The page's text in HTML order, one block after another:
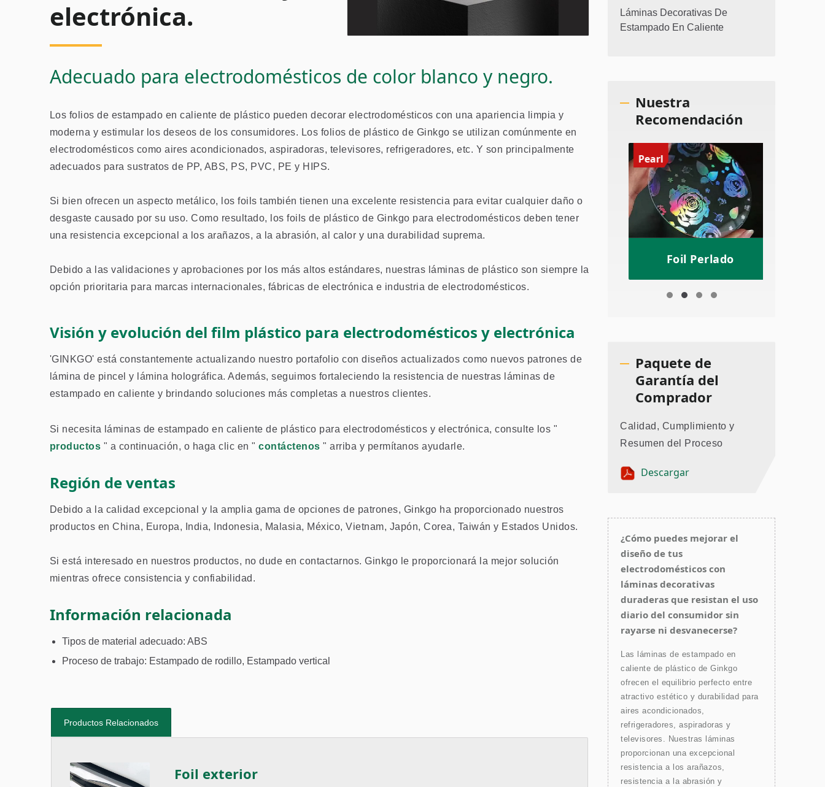
electrónica.
Adecuado para electrodomésticos de color blanco y negro.
Los folios de estampado en caliente de plástico pueden decorar electrodomésticos con una apariencia limpia y
moderna y estimular los deseos de los consumidores. Los folios de plástico de Ginkgo se utilizan comúnmente en
electrodomésticos como aires acondicionados, aspiradoras, televisores, refrigeradores, etc. Y son principalmente
adecuados para sustratos de PP, ABS, PS, PVC, PE y HIPS.
Si bien ofrecen un aspecto metálico, los foils también tienen una excelente resistencia para evitar cualquier daño o
desgaste causado por su uso. Como resultado, los foils de plástico de Ginkgo para electrodomésticos deben tener
una resistencia excepcional a los arañazos, a la abrasión, al calor y una durabilidad suprema.
Debido a las validaciones y aprobaciones por los más altos estándares, nuestras láminas de plástico son siempre la
opción prioritaria para marcas internacionales, fábricas de electrónica e industria de electrodomésticos.
Visión y evolución del film plástico para electrodomésticos y electrónica
'GINKGO' está constantemente actualizando nuestro portafolio con diseños actualizados como nuevos patrones de
lámina de pincel y lámina holográfica. Además, seguimos fortaleciendo la resistencia de nuestras láminas de
estampado en caliente y brindando soluciones más completas a nuestros clientes.
Si necesita láminas de estampado en caliente de plástico para electrodomésticos y electrónica, consulte los "
productos " a continuación, o haga clic en "contáctenos " arriba y permítanos ayudarle.
Región de ventas
Debido a la calidad excepcional y la amplia gama de opciones de patrones, Ginkgo ha proporcionado nuestros
productos en China, Europa, India, Indonesia, Malasia, México, Vietnam, Japón, Corea, Taiwán y Estados Unidos.
Si está interesado en nuestros productos, no dude en contactarnos. Ginkgo le proporcionará la mejor solución
mientras ofrece consistencia y confiabilidad.
Información relacionada
Tipos de material adecuado: ABS
Proceso de trabajo: Estampado de rodillo, Estampado vertical
Productos Relacionados
Foil exterior
Láminas Decorativas De
Estampado En Caliente
Nuestra
Recomendación
Hologram Pearl
Foil Perlado
Paquete de
Garantía del
Comprador
Calidad, Cumplimiento y
Resumen del Proceso
Descargar
¿Cómo puedes mejorar el
diseño de tus
electrodomésticos con
láminas decorativas
duraderas que resistan el uso
diario del consumidor sin
rayarse ni desvanecerse?
Las láminas de estampado en
caliente de plástico de Ginkgo
ofrecen el equilibrio perfecto entre
atractivo estético y durabilidad para
aires acondicionados,
refrigeradores, aspiradoras y
televisores. Nuestras láminas
proporcionan una excepcional
resistencia a los arañazos,
resistencia a la abrasión y